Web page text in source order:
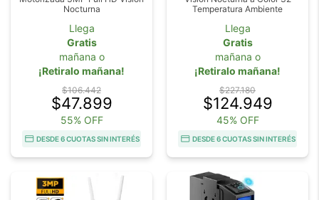
Nocturna
Llega
Gratis
mañana o
¡Retiralo mañana!
$106.442
$47.899
55% OFF
DESDE 6 CUOTAS SIN INTERÉS
Temperatura Ambiente
Llega
Gratis
mañana o
¡Retiralo mañana!
$227.180
$124.949
45% OFF
DESDE 6 CUOTAS SIN INTERÉS